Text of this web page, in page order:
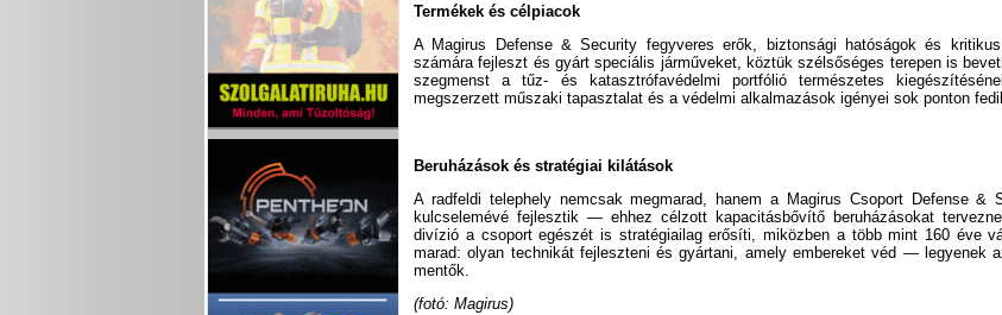
Termékek és célpiacok
A Magirus Defense & Security fegyveres erők, biztonsági hatóságok és kritikus
számára fejleszt és gyárt speciális járműveket, köztük szélsőséges terepen is
szegmenst a tűz- és katasztrófavédelmi portfólió természetes
megszerzett műszaki tapasztalat és a védelmi alkalmazások igényei sok ponton
Beruházások és stratégiai kilátások
A radfeldi telephely nemcsak megmarad, hanem a Magirus Csoport Defense &
kulcselemévé fejlesztik — ehhez célzott kapacitásbővítő beruházásokat
divízió a csoport egészét is stratégiailag erősíti, miközben a több mint 160 éve
marad: olyan technikát fejleszteni és gyártani, amely embereket véd — legyenek
mentők.
(fotó: Magirus)